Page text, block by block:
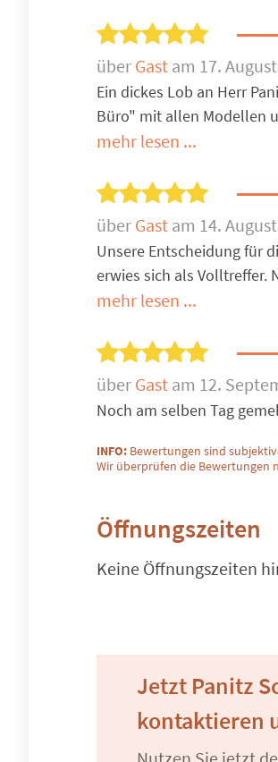
über Gast am 17.
Ein dickes Lob an Herr
Büro" mit allen Modellen
mehr lesen ...
über Gast am 14.
Unsere Entscheidung für
erwies sich als Volltreffer.
mehr lesen ...
über Gast am 12.
Noch am selben Tag
INFO: Bewertungen sind
Wir überprüfen die Bewertungen
Öffnungszeiten
Keine Öffnungszeiten
Jetzt Panitz
kontaktieren